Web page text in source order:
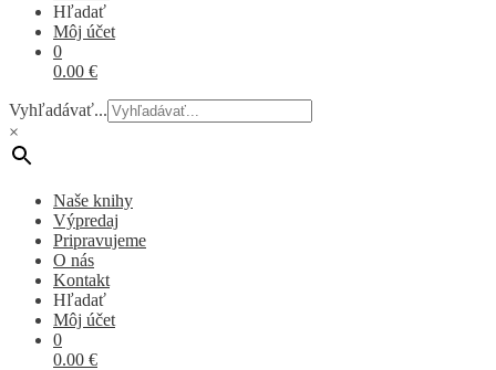
Hľadať
Môj účet
0
0.00 €
Vyhľadávať...
×
Naše knihy
Výpredaj
Pripravujeme
O nás
Kontakt
Hľadať
Môj účet
0
0.00 €